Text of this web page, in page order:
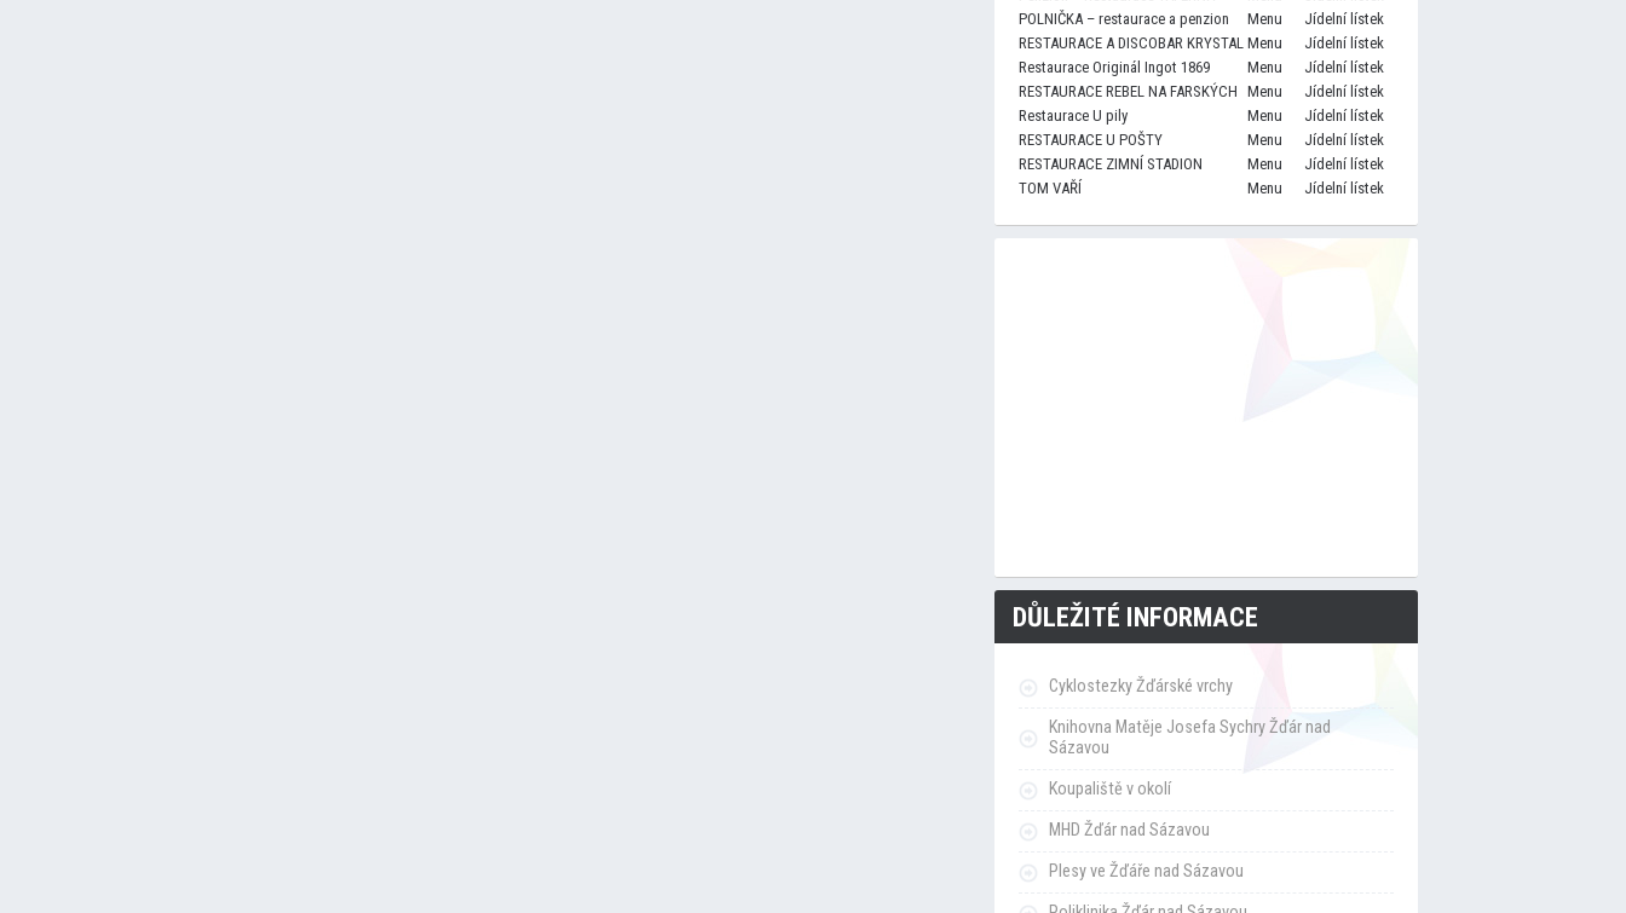
POLNIČKA – restaurace a penzion
Menu
Jídelní lístek
RESTAURACE A DISCOBAR KRYSTAL Menu
Jídelní lístek
Restaurace Originál Ingot 1869
Menu
Jídelní lístek
RESTAURACE REBEL NA FARSKÝCH Menu
Jídelní lístek
Restaurace U pily
Menu
Jídelní lístek
RESTAURACE U POŠTY
Menu
Jídelní lístek
RESTAURACE ZIMNÍ STADION
Menu
Jídelní lístek
TOM VAŘÍ
Menu Jídelní lístek
DŮLEŽITÉ INFORMACE
Cyklostezky Žďárské vrchy
Knihovna Matěje Josefa Sychry Žďár nad
Sázavou
Koupaliště v okolí
MHD Žďár nad Sázavou
Plesy ve Žďáře nad Sázavou